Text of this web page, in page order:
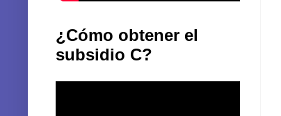
¿Cómo obtener el
subsidio C?